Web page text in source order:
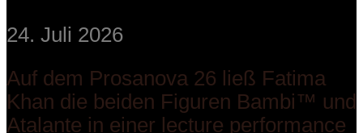
24. Juli 2026
Auf dem Prosanova 26 ließ Fatima
Khan die beiden Figuren Bambi™ und
Atalante in einer lecture performance